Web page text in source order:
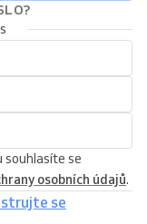
souhlasíte se
osobních údajů.
se